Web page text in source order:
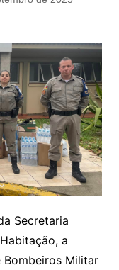
Secretaria
a
Militar